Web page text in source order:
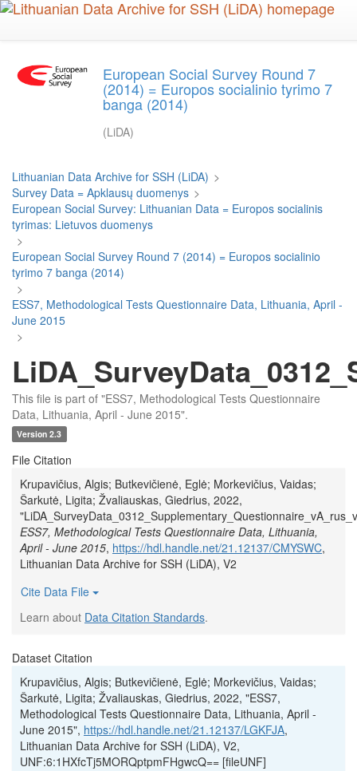
Skip
European Social Survey Round 7
(2014) = Europos socialinio tyrimo 7
banga (2014)
(LiDA)
Lithuanian Data Archive for SSH (LiDA) >
Survey Data = Apklausų duomenys >
European Social Survey: Lithuanian Data = Europos socialinis
tyrimas: Lietuvos duomenys
>
European Social Survey Round 7 (2014) = Europos socialinio
tyrimo 7 banga (2014)
>
ESS7, Methodological Tests Questionnaire Data, Lithuania, April -
June 2015
>
This file is part of "ESS7, Methodological Tests Questionnaire
Data, Lithuania, April - June 2015".
Version 2.3
File Citation
Krupavičius, Algis; Butkevičienė, Eglė; Morkevičius, Vaidas;
Šarkutė, Ligita; Žvaliauskas, Giedrius, 2022,
ESS7, Methodological Tests Questionnaire Data, Lithuania,
April - June 2015, https://hdl.handle.net/21.12137/CMYSWC,
Lithuanian Data Archive for SSH (LiDA), V2
Cite Data File
Learn about Data Citation Standards.
Dataset Citation
Krupavičius, Algis; Butkevičienė, Eglė; Morkevičius, Vaidas;
Šarkutė, Ligita; Žvaliauskas, Giedrius, 2022, "ESS7,
Methodological Tests Questionnaire Data, Lithuania, April -
June 2015", https://hdl.handle.net/21.12137/LGKFJA,
Lithuanian Data Archive for SSH (LiDA), V2,
UNF:6:1HXfcTj5MORQptpmFHgwcQ== [fileUNF]